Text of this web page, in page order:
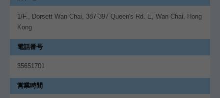
1/F., Dorsett Wan Chai, 387-397 Queen's Rd. E, Wan Chai, Hong
Kong
電話番号
35651701
営業時間